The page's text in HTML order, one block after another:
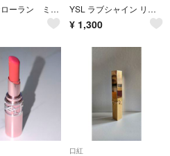
イヴサンローラン ミニ口紅 RMルージュピュールクチュール YSL ラブシャイン リップスティック 218 コレクター
¥ 1,300
口紅